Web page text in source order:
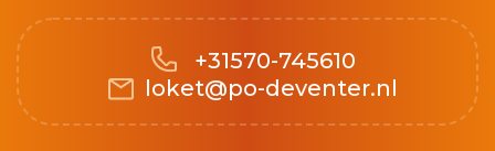
+31570-745610
loket@po-deventer.nl